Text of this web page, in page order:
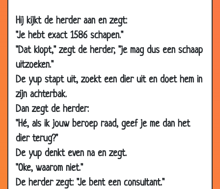
Hij kijkt de herder aan en zegt:
"Je hebt exact 1586 schapen."
"Dat klopt," zegt de herder, "je mag dus een schaap
uitzoeken."
De yup stapt uit, zoekt een dier uit en doet hem in
zijn achterbak.
Dan zegt de herder:
"Hé, als ik jouw beroep raad, geef je me dan het
dier terug?"
De yup denkt even na en zegt.
"Oke, waarom niet."
De herder zegt: "Je bent een consultant."
2007
12 Feb
2007
Geluidsbarrière
12 Feb
2007
Liefde op de werkvloer
05 Feb
2007
De deur
05 Feb
2007
Geen oren 3.43
05 Feb
2007
De tère
05 Feb
Patrouille lopen